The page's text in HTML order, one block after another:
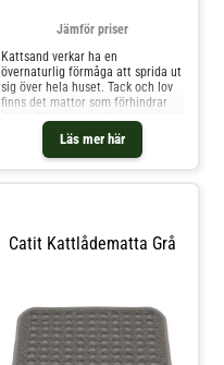
Läs mer här
Jämför priser
Kattsand verkar ha en
övernaturlig förmåga att sprida ut
sig över hela huset. Tack och lov
finns det mattor som förhindrar
precis som en dörrmatta. Sanden
fastnar enkelt på den mjuka ytan
och katten tycker dessutom att
Catit Kattlådematta Grå